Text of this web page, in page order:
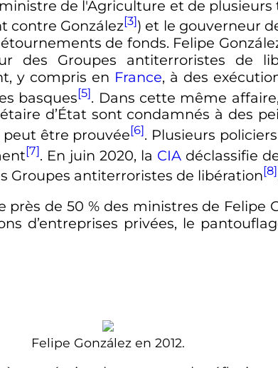
de l'Agriculture et de plusieurs
contre González[3]) et le gouverneur
de fonds. Felipe
des Groupes antiterroristes de
y compris en France, à des
basques[5]. Dans cette même
d’État sont condamnés à des
peut être prouvée[6]. Plusieurs
[7]. En juin 2020, la CIA déclassifie
Groupes antiterroristes de libération[8]
près de 50 % des ministres de Felipe
d’entreprises privées, le
Felipe González en 2012.